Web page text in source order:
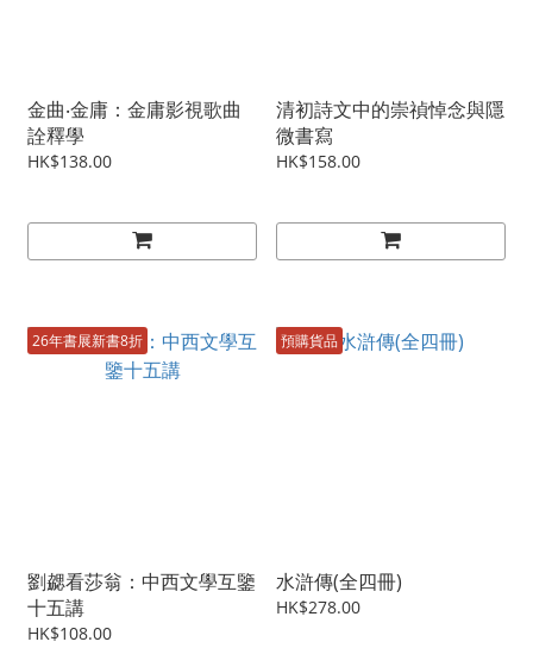
金曲‧金庸：金庸影視歌曲
詮釋學
HK$138.00
清初詩文中的崇禎悼念與隱
微書寫
HK$158.00
26年書展新書8折
劉勰看莎翁：中西文學互鑒
十五講
HK$108.00
預購貨品
水滸傳(全四冊)
HK$278.00